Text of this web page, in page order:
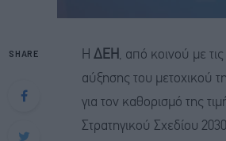
SHARE Η ΔΕΗ, από κοινού με
αύξησης του μετοχικού
για τον καθορισμό της
Στρατηγικού Σχεδίου